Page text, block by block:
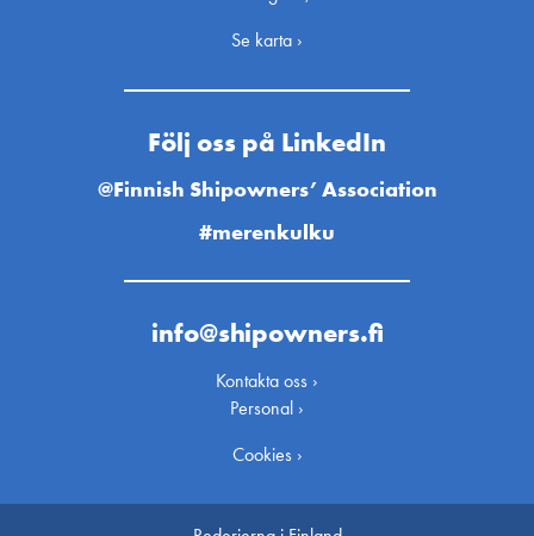
Se karta ›
Följ oss på LinkedIn
@Finnish Shipowners’ Association
#merenkulku
info@shipowners.fi
Kontakta oss ›
Personal ›
Cookies ›